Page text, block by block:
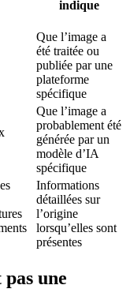
indique
Que l’image a
été traitée ou
publiée par une
plateforme
spécifique
Que l’image a
probablement été
générée par un
modèle d’IA
spécifique
Informations
détaillées sur
l’origine
lorsqu’elles sont
présentes
une